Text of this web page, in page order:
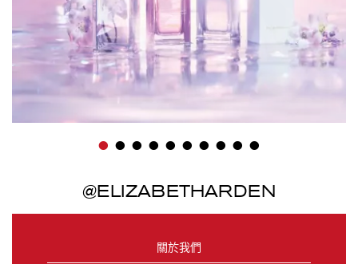
••••••••••
@ELIZABETHARDEN
關於我們